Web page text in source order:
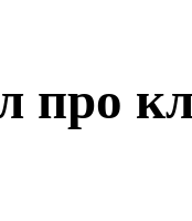
про